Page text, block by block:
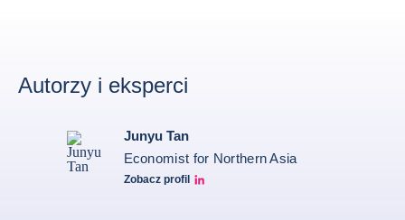
Autorzy i eksperci
Junyu Tan
Economist for Northern Asia
Zobacz profil
Junyu Tan Linkedin Profile